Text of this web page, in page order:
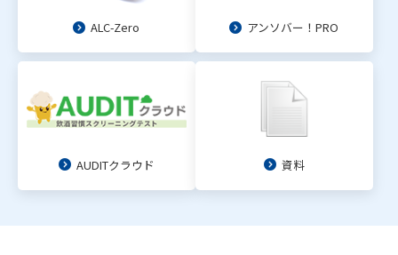
ALC-Zero アンソバー！PRO
AUDITクラウド 資料